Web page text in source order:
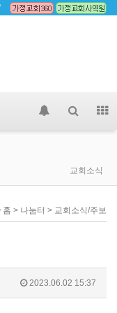
교회소식
홈 > 나눔터 > 교회소식/주보
2023.06.02 15:37